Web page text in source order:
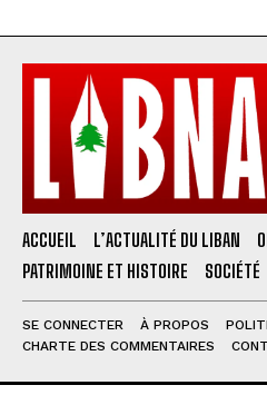
ACCUEIL L’ACTUALITÉ DU LIBAN
PATRIMOINE ET HISTOIRE
SOCIÉTÉ
SE CONNECTER À PROPOS
CHARTE DES COMMENTAIRES